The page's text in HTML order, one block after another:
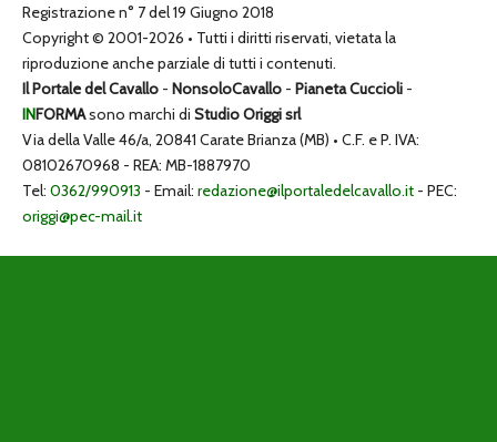
Registrazione n° 7 del 19 Giugno 2018
Copyright © 2001-2026 • Tutti i diritti riservati, vietata la
riproduzione anche parziale di tutti i contenuti.
Il Portale del Cavallo - NonsoloCavallo - Pianeta Cuccioli -
INFORMAsono marchi di Studio Origgi srl
Via della Valle 46/a, 20841 Carate Brianza (MB) • C.F. e P. IVA:
08102670968 - REA: MB-1887970
Tel: 0362/990913 - Email: redazione@ilportaledelcavallo.it - PEC:
origgi@pec-mail.it